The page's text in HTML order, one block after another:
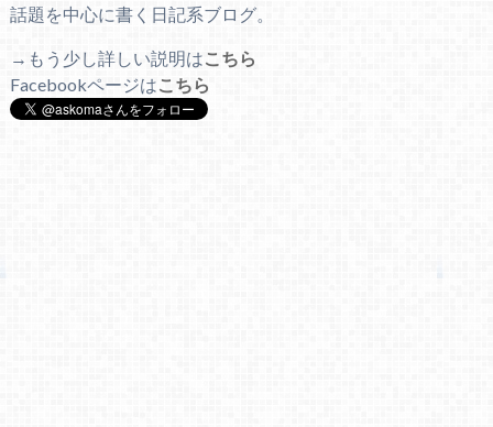
話題を中心に書く日記系ブログ。
→もう少し詳しい説明はこちら
Facebookページはこちら